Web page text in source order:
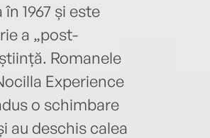
1967 și este
a „post-
Romanele
Experience
o schimbare
au deschis calea